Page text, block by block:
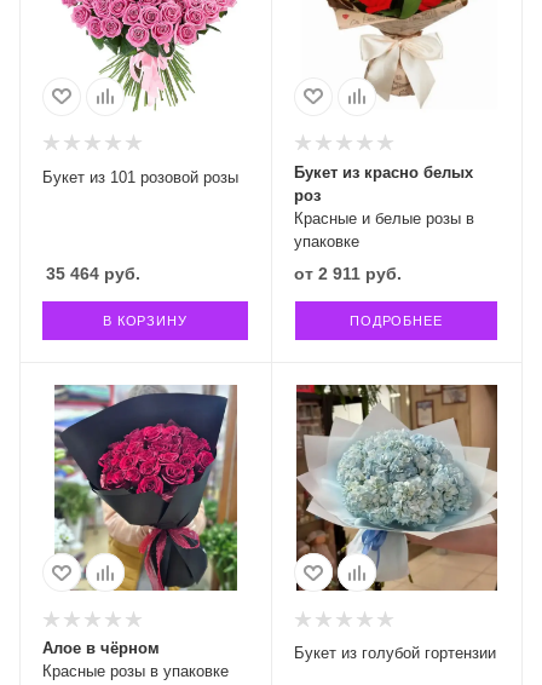
Букет из 101 розовой розы
35 464 руб.
В КОРЗИНУ
Красные и белые розы в
упаковке
Букет из красно белых
роз
от 2 911 руб.
ПОДРОБНЕЕ
Красные розы в упаковке
Алое в чёрном Букет из голубой гортензии